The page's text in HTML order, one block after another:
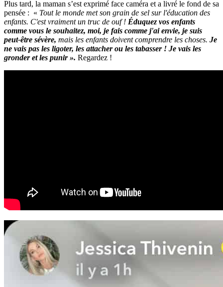
Plus tard, la maman s’est exprimé face caméra et a livré le fond de sa
pensée : « Tout le monde met son grain de sel sur l'éducation des
enfants. C'est vraiment un truc de ouf ! Éduquez vos enfants
comme vous le souhaitez, moi, je fais comme j'ai envie, je suis
peut-être sévère, mais les enfants doivent comprendre les choses. Je
ne vais pas les ligoter, les attacher ou les tabasser ! Je vais les
gronder et les punir ». Regardez !